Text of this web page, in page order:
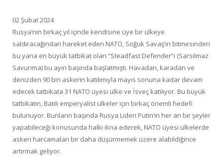
02 Şubat 2024
Rusya’nın birkaç yıl içinde kendisine üye bir ülkeye
saldıracağından hareket eden NATO, Soğuk Savaş’ın bitmesinden
bu yana en büyük tatbikat olan “Steadfast Defender“i (Sarsılmaz
Savunma) bu ayın başında başlatmıştı. Havadan, karadan ve
denizden 90 bin askerin katılımıyla mayıs sonuna kadar devam
edecek tatbikata 31 NATO üyesi ülke ve İsveç katılıyor. Bu büyük
tatbikatın, Batılı emperyalist ülkeler için birkaç önemli hedefi
bulunuyor. Bunların başında Rusya Lideri Putin’in her an bir şeyler
yapabileceği konusunda halkı ikna ederek, NATO üyesi ülkelerde
askeri harcamaları bir daha düşürmemek üzere alabildiğince
artırmak geliyor.